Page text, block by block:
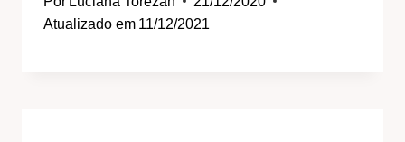
Atualizado em 11/12/2021